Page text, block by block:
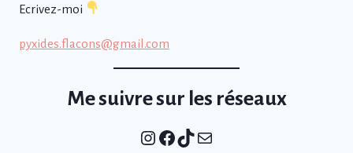
Ecrivez-moi
pyxides.flacons@gmail.com
Me suivre sur les réseaux
Instagram
Facebook
TikTok
E-mail